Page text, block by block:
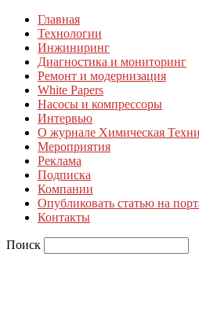
Главная
Технологии
Инжиниринг
Диагностика и мониторинг
Ремонт и модернизация
White Papers
Насосы и компрессоры
Интервью
О журнале Химическая
Мероприятия
Реклама
Подписка
Компании
Опубликовать статью на
Контакты
Поиск